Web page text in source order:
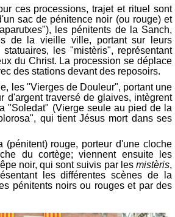
ces processions, trajet et rituel sont
sac de pénitence noir (ou rouge) et
les pénitents de la Sanch,
de la vieille ville, portant sur leurs
les "mistèris", représentant
du Christ. La procession se déplace
des stations devant des reposoirs.
les "Vierges de Douleur", portant une
d'argent traversé de glaives, intègrent
"Soledat" (Vierge seule au pied de la
qui tient Jésus mort dans ses
(pénitent) rouge, porteur d'une cloche
du cortège; viennent ensuite les
noir, qui sont suivis par les mistèris,
les différentes scènes de la
pénitents noirs ou rouges et par des